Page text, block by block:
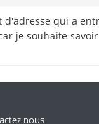
qui a
je souhaite
nous